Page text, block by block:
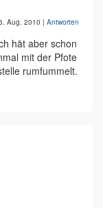
Aug. 2010 | Antworten
hät aber schon
mit der Pfote
rumfummelt.